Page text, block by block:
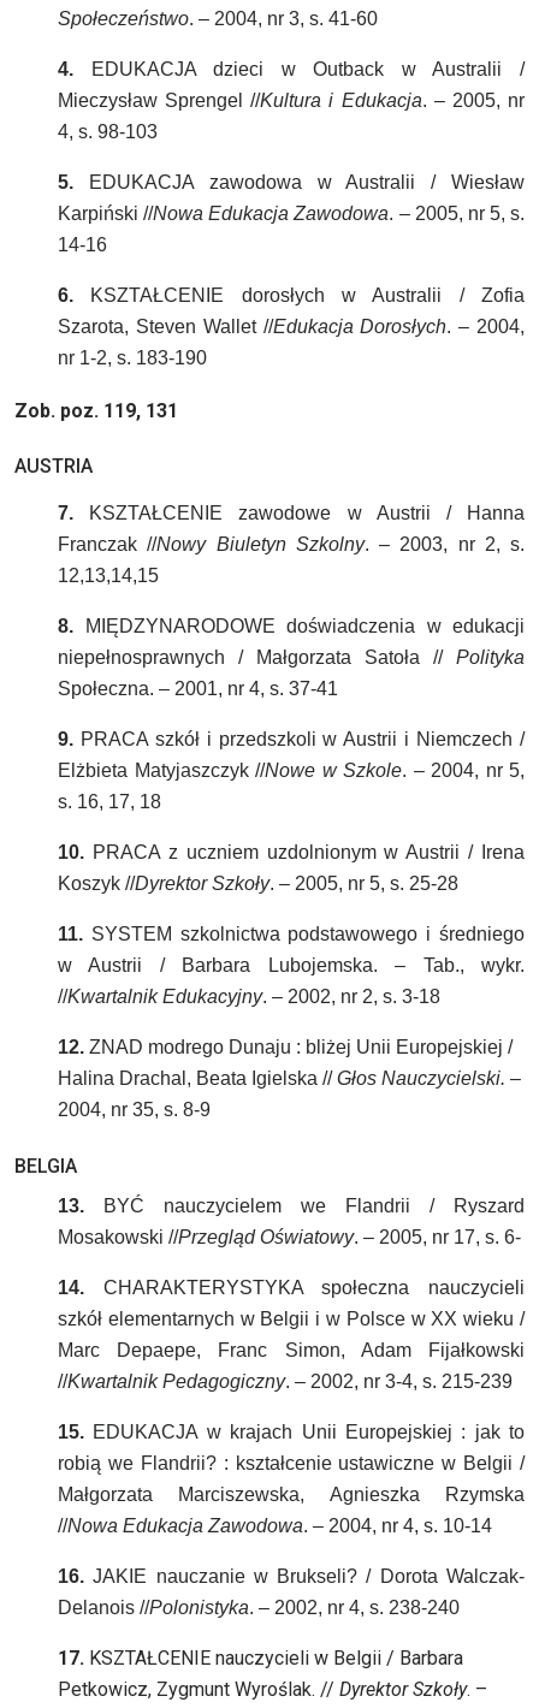
Społeczeństwo. – 2004, nr 3, s. 41-60
4.
EDUKACJA dzieci w Outback w Australii /
Mieczysław Sprengel //Kultura i Edukacja. – 2005, nr
4, s. 98-103
5.
EDUKACJA zawodowa w Australii / Wiesław
Karpiński //Nowa Edukacja Zawodowa. – 2005, nr 5, s.
14-16
6. KSZTAŁCENIE dorosłych w Australii / Zofia
Szarota, Steven Wallet //Edukacja Dorosłych. – 2004,
nr 1-2, s. 183-190
Zob. poz. 119, 131
AUSTRIA
7.
KSZTAŁCENIE zawodowe w Austrii / Hanna
Franczak //Nowy Biuletyn Szkolny. – 2003, nr 2, s.
12,13,14,15
8.
MIĘDZYNARODOWE doświadczenia w edukacji
niepełnosprawnych / Małgorzata Satoła // Polityka
Społeczna. – 2001, nr 4, s. 37-41
9. PRACA szkół i przedszkoli w Austrii i Niemczech /
Elżbieta Matyjaszczyk //Nowe w Szkole. – 2004, nr 5,
s. 16, 17, 18
10. PRACA z uczniem uzdolnionym w Austrii / Irena
Koszyk //Dyrektor Szkoły. – 2005, nr 5, s. 25-28
11. SYSTEM szkolnictwa podstawowego i średniego
w Austrii / Barbara Lubojemska. – Tab., wykr.
//Kwartalnik Edukacyjny. – 2002, nr 2, s. 3-18
12. ZNAD modrego Dunaju : bliżej Unii Europejskiej /
Halina Drachal, Beata Igielska //Głos Nauczycielski. –
2004, nr 35, s. 8-9
BELGIA
13.
BYĆ nauczycielem we Flandrii / Ryszard
Mosakowski //Przegląd Oświatowy. – 2005, nr 17, s. 6-
14. CHARAKTERYSTYKA społeczna nauczycieli
szkół elementarnych w Belgii i w Polsce w XX wieku /
Marc Depaepe, Franc Simon, Adam Fijałkowski
//Kwartalnik Pedagogiczny. – 2002, nr 3-4, s. 215-239
15. EDUKACJA w krajach Unii Europejskiej : jak to
robią we Flandrii? : kształcenie ustawiczne w Belgii /
Małgorzata Marciszewska, Agnieszka Rzymska
//Nowa Edukacja Zawodowa. – 2004, nr 4, s. 10-14
16.JAKIE nauczanie w Brukseli? / Dorota Walczak-
Delanois //Polonistyka. – 2002, nr 4, s. 238-240
17. KSZTAŁCENIE nauczycieli w Belgii / Barbara
Petkowicz, Zygmunt Wyroślak. // Dyrektor Szkoły. –